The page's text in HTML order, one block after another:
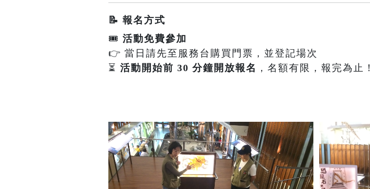
📝 報名方式
🎟 活動免費參加
👉 當日請先至服務台購買門票，並登記場次
⏳ 活動開始前 30 分鐘開放報名 ，名額有限，報完為止！